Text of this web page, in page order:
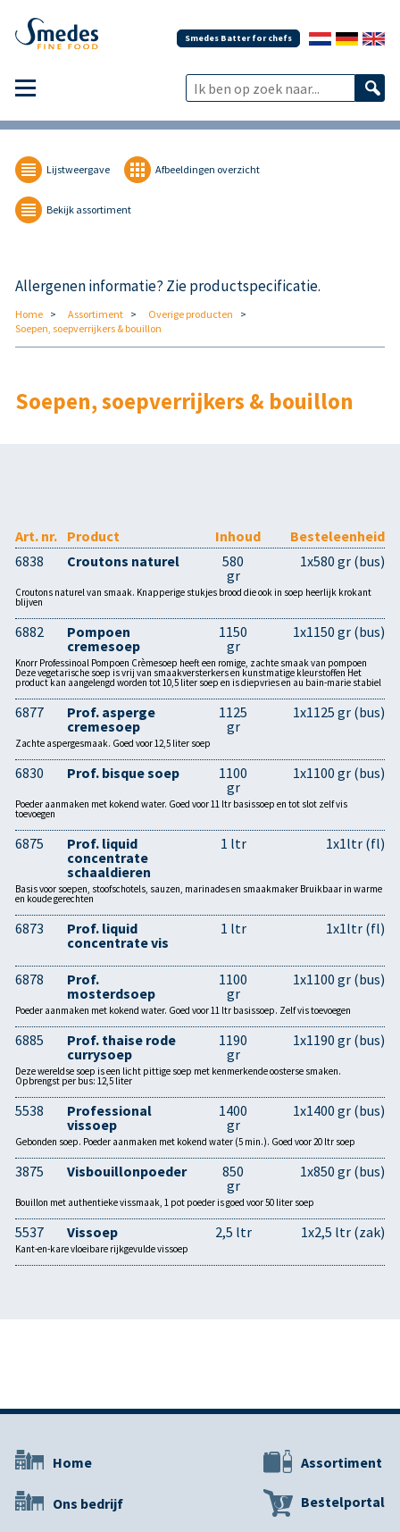
Smedes Batter for chefs
Lijstweergave Afbeeldingen overzicht
Bekijk assortiment
Allergenen informatie? Zie productspecificatie.
Home Assortiment
Overige producten
Soepen, soepverrijkers & bouillon
Soepen, soepverrijkers & bouillon
Art. nr. Product Inhoud
Besteleenheid
6838
Croutons naturel
580
gr
1x580 gr (bus)
Croutons naturel van smaak. Knapperige stukjes brood die ook in soep heerlijk krokant
blijven
6882
Pompoen
cremesoep
1150
gr
1x1150 gr (bus)
Knorr Professinoal Pompoen Crèmesoep heeft een romige, zachte smaak van pompoen
Deze vegetarische soep is vrij van smaakversterkers en kunstmatige kleurstoffen Het
product kan aangelengd worden tot 10,5 liter soep en is diepvries en au bain-marie stabiel
6877
Prof. asperge
cremesoep
1125
gr
1x1125 gr (bus)
Zachte aspergesmaak. Goed voor 12,5 liter soep
6830 Prof. bisque soep
1100
gr
1x1100 gr (bus)
Poeder aanmaken met kokend water. Goed voor 11 ltr basissoep en tot slot zelf vis
toevoegen
6875
Prof. liquid
concentrate
schaaldieren
1 ltr 1x1ltr (fl)
Basis voor soepen, stoofschotels, sauzen, marinades en smaakmaker Bruikbaar in warme
en koude gerechten
6873
Prof. liquid
concentrate vis
1 ltr 1x1ltr (fl)
6878
Prof.
mosterdsoep
1100
gr
1x1100 gr (bus)
Poeder aanmaken met kokend water. Goed voor 11 ltr basissoep. Zelf vis toevoegen
6885
Prof. thaise rode
currysoep
1190
gr
1x1190 gr (bus)
Deze wereldse soep is een licht pittige soep met kenmerkende oosterse smaken.
Opbrengst per bus: 12,5 liter
5538
Professional
vissoep
1400
gr
1x1400 gr (bus)
Gebonden soep. Poeder aanmaken met kokend water (5 min.). Goed voor 20 ltr soep
3875 Visbouillonpoeder
850
gr
1x850 gr (bus)
Bouillon met authentieke vissmaak, 1 pot poeder is goed voor 50 liter soep
5537 Vissoep 2,5 ltr 1x2,5 ltr (zak)
Kant-en-kare vloeibare rijkgevulde vissoep
Home
Ons bedrijf
Assortiment
Bestelportal